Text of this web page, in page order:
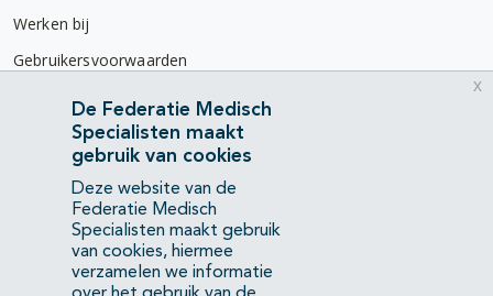
Werken bij
Gebruikersvoorwaarden
Privacyverklaring
Contact
Mercatorlaan 1200
3528 BL Utrecht
(088) 505 34 34
info@richtlijnendatabase.nl
De Federatie Medisch
Specialisten maakt
gebruik van cookies
Deze website van de
Federatie Medisch
Specialisten maakt gebruik
van cookies, hiermee
verzamelen we informatie
x